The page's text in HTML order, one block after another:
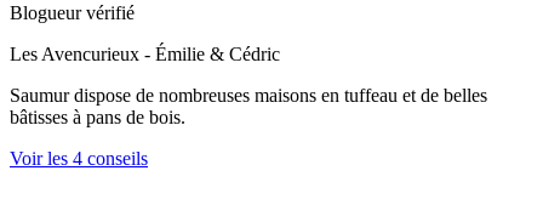
Blogueur vérifié
Les Avencurieux - Émilie & Cédric
Saumur dispose de nombreuses maisons en tuffeau et de belles
bâtisses à pans de bois.
Voir les 4 conseils